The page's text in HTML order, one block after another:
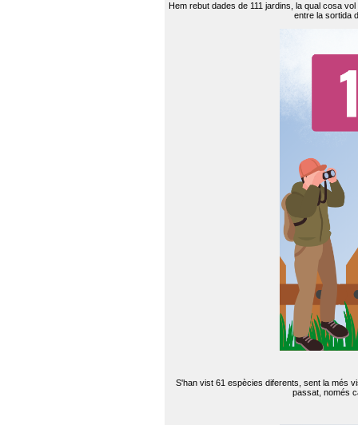
Hem rebut dades de 111 jardins, la qual cosa
entre la sortida
S'han vist 61 espècies diferents, sent la més
passat, només